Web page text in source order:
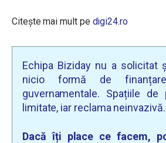
Citește mai mult pe digi24.ro
Echipa Biziday nu a solicitat
nicio formă de
guvernamentale. Spațiile
limitate, iar reclama neinvazivă.
Dacă îți place ce facem,